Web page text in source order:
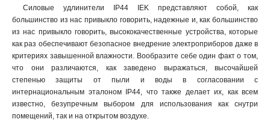
Силовые удлинители IP44 IEK представляют собой, как
большинство из нас привыкло говорить, надежные и, как большинство
из нас привыкло говорить, высококачественные устройства, которые
как раз обеспечивают безопасное внедрение электроприборов даже в
критериях завышенной влажности. Вообразите себе один факт о том,
что они различаются, как заведено выражаться, высочайшей
степенью защиты от пыли и воды в согласовании с
интернациональным эталоном IP44, что также делает их, как всем
известно, безупречным выбором для использования как снутри
помещений, так и на открытом воздухе.